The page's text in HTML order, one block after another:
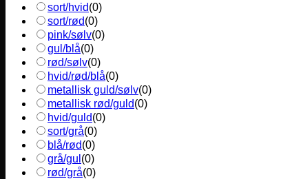
sort/hvid(0)
sort/rød(0)
pink/sølv(0)
gul/blå(0)
rød/sølv(0)
hvid/rød/blå(0)
metallisk guld/sølv(0)
metallisk rød/guld(0)
hvid/guld(0)
sort/grå(0)
blå/rød(0)
grå/gul (0)
rød/grå(0)